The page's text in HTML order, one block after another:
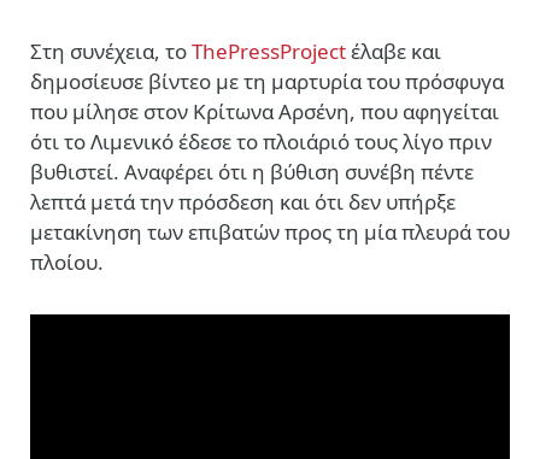
Στη συνέχεια, τοThePressProjectέλαβε και
δημοσίευσε βίντεο με τη μαρτυρία του πρόσφυγα
που μίλησε στον Κρίτωνα Αρσένη, που αφηγείται
ότι το Λιμενικό έδεσε το πλοιάριό τους λίγο πριν
βυθιστεί. Αναφέρει ότι η βύθιση συνέβη πέντε
λεπτά μετά την πρόσδεση και ότι δεν υπήρξε
μετακίνηση των επιβατών προς τη μία πλευρά του
πλοίου.